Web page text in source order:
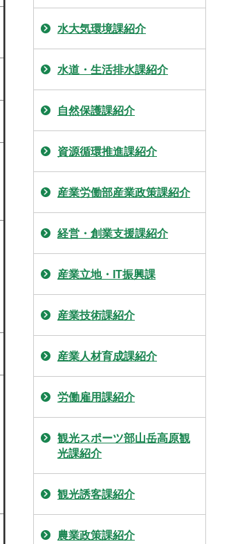
水大気環境課紹介
水道・生活排水課紹介
自然保護課紹介
資源循環推進課紹介
産業労働部産業政策課紹介
経営・創業支援課紹介
産業立地・IT振興課
産業技術課紹介
産業人材育成課紹介
労働雇用課紹介
観光スポーツ部山岳高原観
光課紹介
観光誘客課紹介
農業政策課紹介